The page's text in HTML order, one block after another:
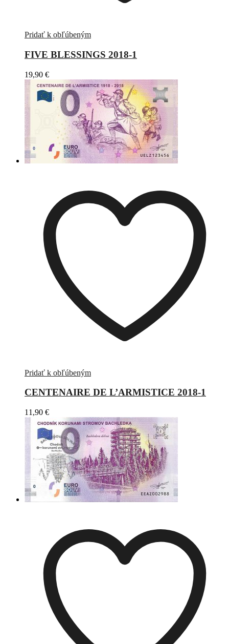
Pridať k obľúbeným
FIVE BLESSINGS 2018-1
19,90 €
Pridať k obľúbeným
CENTENAIRE DE L’ARMISTICE 2018-1
11,90 €